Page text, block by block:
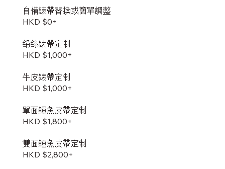
自備錶帶替換或簡單調整
HKD $0+
絹絲錶帶定制
HKD $1,000+
牛皮錶帶定制
HKD $1,000+
單面鱷魚皮帶定制
HKD $1,800+
雙面鱷魚皮帶定制
​HKD $2,800+